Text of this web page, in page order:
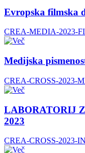
Evropska filmska
CREA-MEDIA-2023-
Medijska
CREA-CROSS-2023-
LABORATORIJ
2023
CREA-CROSS-2023-